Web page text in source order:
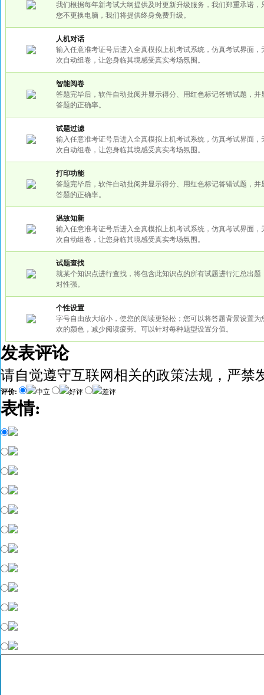
我们根据每年新考试大纲提供及时更新升级服务，我们郑重承诺，
您不更换电脑，我们将提供终身免费升级。
人机对话
输入任意准考证号后进入全真模拟上机考试系统，仿真考试界面，
次自动组卷，让您身临其境感受真实考场氛围。
智能阅卷
答题完毕后，软件自动批阅并显示得分、用红色标记答错试题，并
答题的正确率。
试题过滤
输入任意准考证号后进入全真模拟上机考试系统，仿真考试界面，
次自动组卷，让您身临其境感受真实考场氛围。
打印功能
答题完毕后，软件自动批阅并显示得分、用红色标记答错试题，并
答题的正确率。
温故知新
输入任意准考证号后进入全真模拟上机考试系统，仿真考试界面，
次自动组卷，让您身临其境感受真实考场氛围。
试题查找
就某个知识点进行查找，将包含此知识点的所有试题进行汇总出题
对性强。
个性设置
字号自由放大缩小，使您的阅读更轻松；您可以将答题背景设置为
欢的颜色，减少阅读疲劳。可以针对每种题型设置分值。
发表评论
请自觉遵守互联网相关的政策法规，严禁
评价: 中立 好评 差评
表情: